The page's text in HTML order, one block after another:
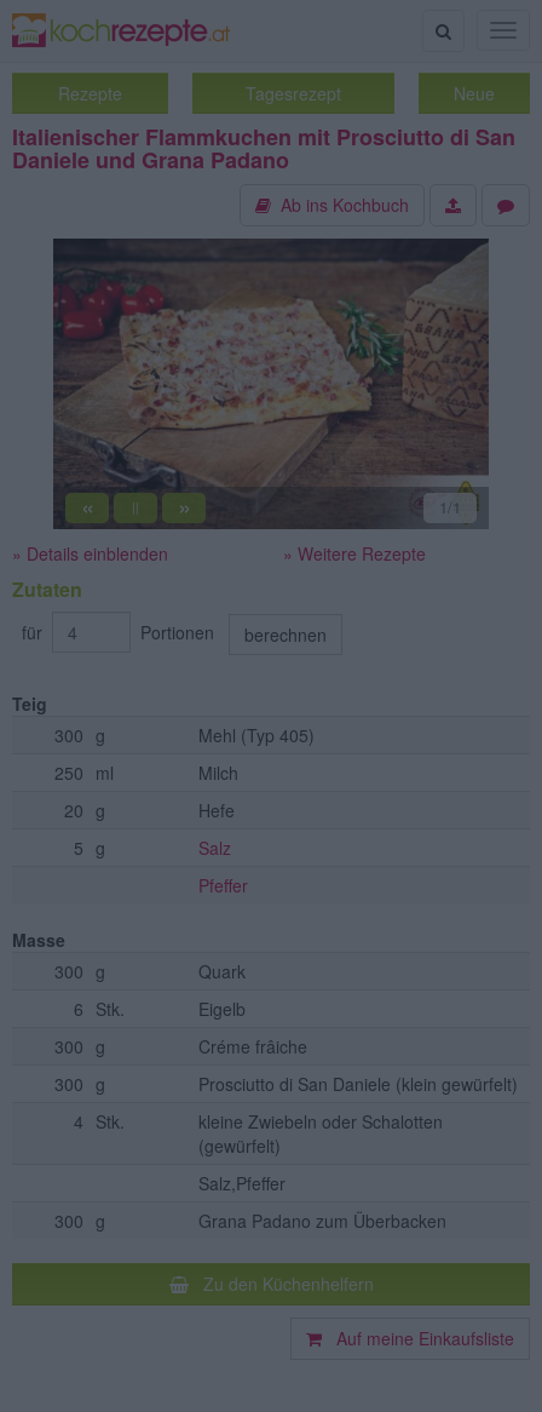
Suche
Rezepte Tagesrezept Neue
Italienischer Flammkuchen mit Prosciutto di San
Daniele und Grana Padano
Ab ins Kochbuch
« || » 1/1
» Details einblenden » Weitere Rezepte
Zutaten
für Portionen berechnen
Teig
300 g Mehl (Typ 405)
250 ml
Milch
20 g
Hefe
5 g
Salz
Pfeffer
Masse
300 g
Quark
6 Stk.
Eigelb
300 g
Créme frâiche
300 g Prosciutto di San Daniele (klein gewürfelt)
4 Stk.
kleine Zwiebeln oder Schalotten
(gewürfelt)
Salz,Pfeffer
300 g Grana Padano zum Überbacken
Zu den Küchenhelfern
Auf meine Einkaufsliste